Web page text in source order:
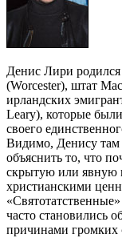
Денис Лири родился
(Worcester), штат
ирландских
Leary), которые
своего
Видимо, Денису там
объяснить то, что
скрытую или явную
христианскими
часто становились
причинами громких